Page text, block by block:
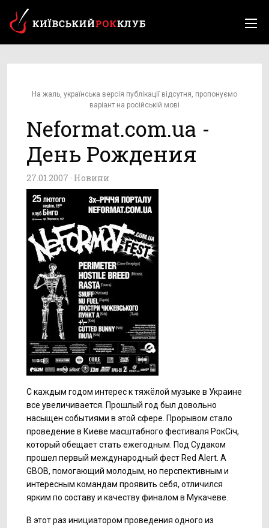
На жаль, українська версія публікації відсутня, пропонуємо
варіант на російській мові
Neformat.com.ua -
День Рождения
27.01.2007 · Новини
С каждым годом интерес к тяжёлой музыке в Украине
все увеличивается. Прошлый год был довольно
насыщен событиями в этой сфере. Прорывом стало
проведение в Киеве масштабного фестиваля РокСіч,
который обещает стать ежегодным. Под Судаком
прошел первый международный фест Red Alert. А
GBOB, помогающий молодым, но перспективным и
интересным командам проявить себя, отличился
ярким по составу и качеству финалом в Мукачеве.
В этот раз инициатором проведения одного из